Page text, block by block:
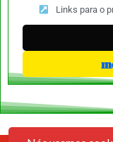
Links para o